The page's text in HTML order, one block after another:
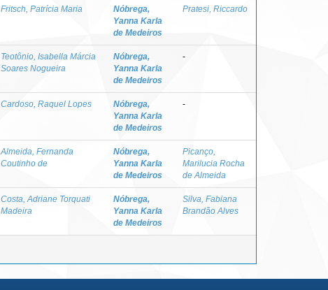
Fritsch, Patrícia Maria
Nóbrega,
Yanna Karla
de Medeiros
Pratesi, Riccardo
Teotônio, Isabella Márcia
Soares Nogueira
Nóbrega,
Yanna Karla
de Medeiros
-
Cardoso, Raquel Lopes
Nóbrega,
Yanna Karla
de Medeiros
-
Almeida, Fernanda
Coutinho de
Nóbrega,
Yanna Karla
de Medeiros
Picanço,
Marilucia Rocha
de Almeida
Costa, Adriane Torquati
Madeira
Nóbrega,
Yanna Karla
de Medeiros
Silva, Fabiana
Brandão Alves